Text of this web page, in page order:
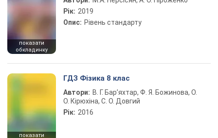
показати
обкладинку
Рік: 2019
Опис: Рівень стандарту
показати
ГДЗ Фізика 8 клас
Автори: В. Г. Бар’яхтар, Ф. Я. Божинова, О.
О. Кірюхіна, С. О. Довгий
Рік: 2016